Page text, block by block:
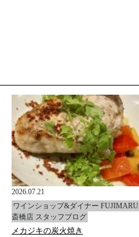
2026.07.21
ワインショップ&ダイナー
斎橋店 スタッフブログ
メカジキの炭火焼き